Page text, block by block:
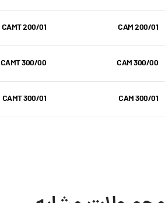
CAM 200/01
CAMT 200/01
CAM 300/00
CAMT 300/00
CAM 300/01
CAMT 300/01